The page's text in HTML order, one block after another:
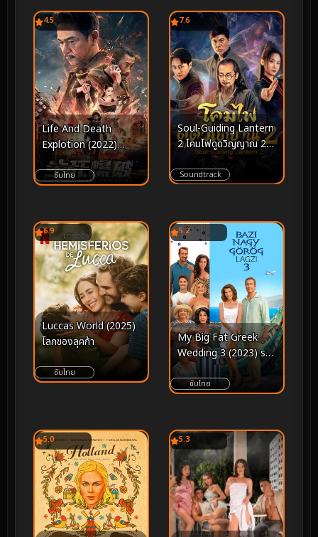
4.5
Life And Death
Explotion (2022)
ระเบิดฆ่า ล่าล้างเมือง
ซับไทย
7.6
Soul-Guiding Lantern
2 โคมไฟดูดวิญญาณ 2
(2026)
Soundtrack
6.9
Luccas World (2025)
โลกของลุคก้า
ซับไทย
5.2
My Big Fat Greek
Wedding 3 (2023) รวม
ญาติงานแต่งตระกูลจี้
วายป่วง 3
ซับไทย
5.0 5.3